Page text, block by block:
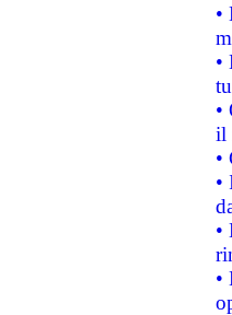
•
•
•
il
•
•
•
•